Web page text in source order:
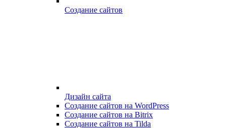
Создание сайтов
Дизайн сайта
Создание сайтов на WordPress
Создание сайтов на Bitrix
Создание сайтов на Tilda